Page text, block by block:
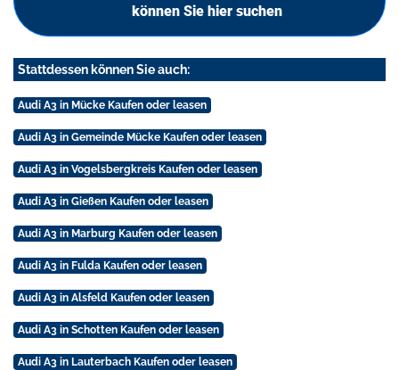
können Sie hier suchen
Stattdessen können Sie auch:
Audi A3 in Mücke Kaufen oder leasen
Audi A3 in Gemeinde Mücke Kaufen oder leasen
Audi A3 in Vogelsbergkreis Kaufen oder leasen
Audi A3 in Gießen Kaufen oder leasen
Audi A3 in Marburg Kaufen oder leasen
Audi A3 in Fulda Kaufen oder leasen
Audi A3 in Alsfeld Kaufen oder leasen
Audi A3 in Schotten Kaufen oder leasen
Audi A3 in Lauterbach Kaufen oder leasen